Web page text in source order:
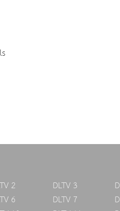
2 DLTV 3
6 DLTV 7